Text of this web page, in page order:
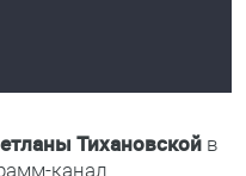
Тихановской в
канал